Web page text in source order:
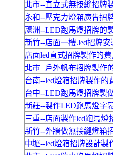
北市--直立式無接縫招牌
永和--壓克力燈箱廣告招
蘆洲--LED跑馬燈招牌的
新竹--店面一樓.led招牌安
店面led直式招牌製作的費
北市--戶外帆布招牌製作
台南--led燈箱招牌製作的
台中--LED跑馬燈招牌製
新莊--製作LED跑馬燈字
三重--店面製作led跑馬燈
新竹--外牆做無接縫燈箱
中壢--led燈箱招牌設計製